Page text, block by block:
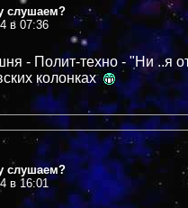
слушаем?
в 07:36
- Полит-техно - "Ни ..я
колонках
слушаем?
в 16:01